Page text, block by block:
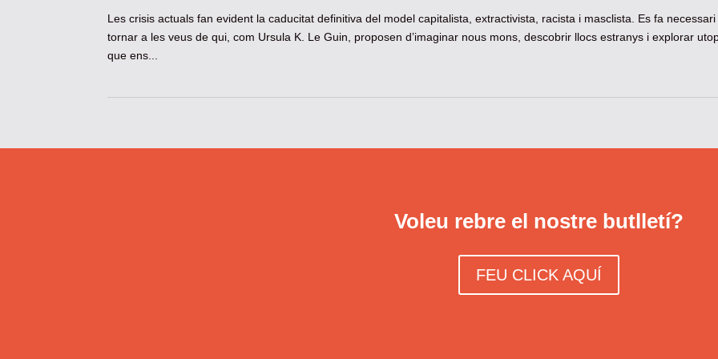
Les crisis actuals fan evident la caducitat definitiva del model capitalista, extractivista, racista i masclista. Es fa necessari
tornar a les veus de qui, com Ursula K. Le Guin, proposen d’imaginar nous mons, descobrir llocs estranys i explorar
que ens...
Voleu rebre el nostre butlletí?
FEU CLICK AQUÍ